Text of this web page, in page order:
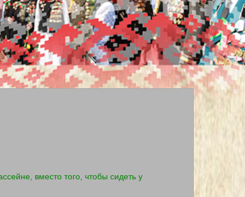
вместо того, чтобы сидеть у